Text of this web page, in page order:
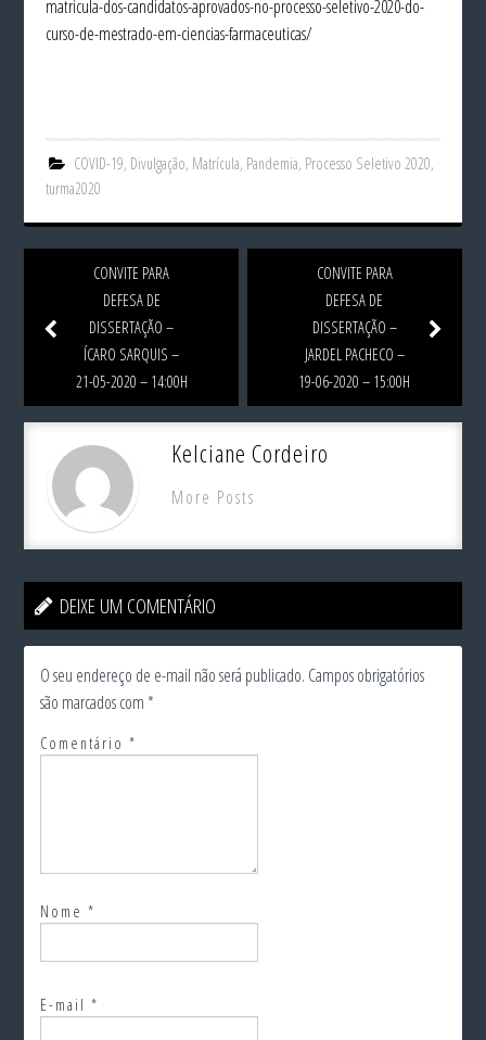
matricula-dos-candidatos-aprovados-no-processo-seletivo-2020-do-
curso-de-mestrado-em-ciencias-farmaceuticas/
COVID-19, Divulgação, Matrícula, Pandemia, Processo Seletivo 2020,
turma2020
CONVITE PARA
DEFESA DE
DISSERTAÇÃO –
ÍCARO SARQUIS –
21-05-2020 – 14:00H
CONVITE PARA
DEFESA DE
DISSERTAÇÃO –
JARDEL PACHECO –
19-06-2020 – 15:00H
Kelciane Cordeiro
More Posts
DEIXE UM COMENTÁRIO
O seu endereço de e-mail não será publicado. Campos obrigatórios
são marcados com *
Comentário*
Nome*
E-mail*